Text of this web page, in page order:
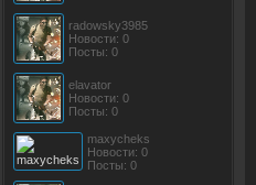
radowsky3985
Новости: 0
Посты: 0
elavator
Новости: 0
Посты: 0
maxycheks
Новости: 0
Посты: 0